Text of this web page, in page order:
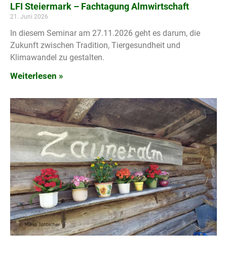
LFI Steiermark – Fachtagung Almwirtschaft
21. Juni 2026
In diesem Seminar am 27.11.2026 geht es darum, die
Zukunft zwischen Tradition, Tiergesundheit und
Klimawandel zu gestalten.
Weiterlesen »